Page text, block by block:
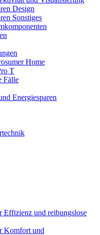
Design
Sonstiges
Home
T
Fälle
Energiesparen
Effizienz und reibungslose
Komfort und